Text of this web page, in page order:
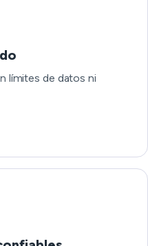
límites de datos ni